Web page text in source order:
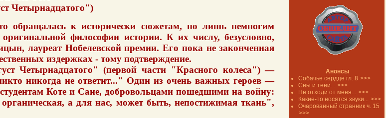
Анонсы
Собачье сердце гл. 8 >>>
Сны и тени... >>>
Не отходи от меня... >>>
Какие-то носятся звуки... >>>
Очарованный странник ч. 15
>>>
Четырнадцатого")
обращалась к исторически сюжетам, но лишь немногим
философии истории. К их числу, безусловно,
лауреат Нобелевской премии. Его пока не законченная
издержках - тому подтверждение.
Четырнадцатого" (первой части "Красного колеса") —
никогда не ответит..." Один из очень важных героев —
Коте и Сане, добровольцами пошедшими на войну:
а для нас, может быть, непостижимая ткань",